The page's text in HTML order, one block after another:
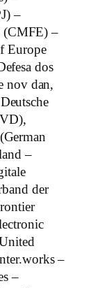
–
(CMFE) –
Europe
dos
nov dan,
–
der
–
–